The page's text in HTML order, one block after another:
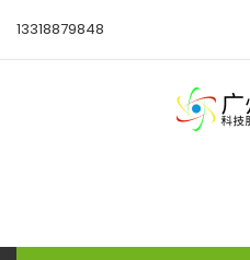
13318879848